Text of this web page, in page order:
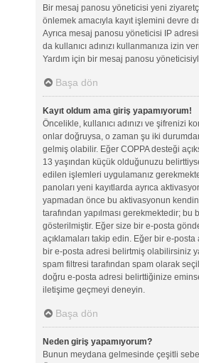
Bir mesaj panosu yöneticisi yeni
önlemek amacıyla kayıt işlemini devre
Ayrıca mesaj panosu yöneticisi IP
da kullanıcı adınızı kullanmanıza izin
Yardım için bir mesaj panosu
Başa dön
Kayıt oldum ama giriş yapamıyorum!
Öncelikle, kullanıcı adınızı ve şifrenizi
onlar doğruysa, o zaman şu iki
gelmiş olabilir. Eğer COPPA desteği
13 yaşından küçük olduğunuzu
edilen işlemleri uygulamanız
panoları yeni kayıtlarda ayrıca
yapmadan önce bu aktivasyonun
tarafından yapılması gerekmektedir; bu
gösterilmiştir. Eğer size bir e-posta
açıklamaları takip edin. Eğer bir e-posta
bir e-posta adresi belirtmiş olabilirsiniz
spam filtresi tarafından spam olarak
doğru e-posta adresi belirttiğinize
iletişime geçmeyi deneyin.
Başa dön
Neden giriş yapamıyorum?
Bunun meydana gelmesinde çeşitli